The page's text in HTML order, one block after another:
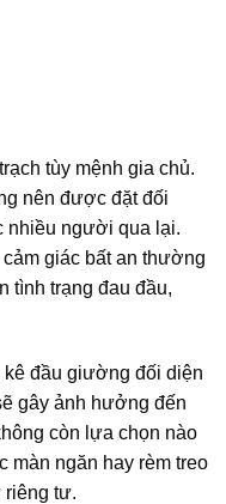
tùy mệnh gia chủ.
nên được đặt đối
nhiều người qua lại.
giác bất an thường
tình trạng đau đầu,
kê đầu giường đối diện
gây ảnh hưởng đến
còn lựa chọn nào
màn ngăn hay rèm treo
riêng tư.